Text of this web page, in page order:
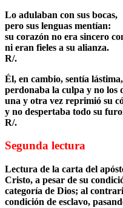
Lo adulaban con sus bocas,
pero sus lenguas mentían:
su corazón no era sincero
ni eran fieles a su alianza.
R/.
Él, en cambio, sentía lástima,
perdonaba la culpa y no los
una y otra vez reprimió su
y no despertaba todo su
R/.
Segunda lectura
Lectura de la carta del
Cristo, a pesar de su
categoría de Dios; al
condición de esclavo,